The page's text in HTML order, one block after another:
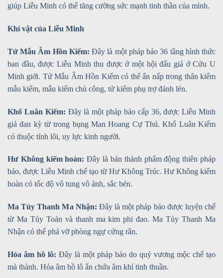
giúp Liễu Minh có thể tăng cường sức mạnh tinh thần của mình.
Khí vật của Liễu Minh
Tử Mẫu Âm Hồn Kiếm: Đây là một pháp bảo 36 tầng hình thức
ban đầu, được Liễu Minh thu được ở một hội đấu giá ở Cửu U
Minh giới. Tử Mẫu Âm Hồn Kiếm có thể ẩn nấp trong thân kiếm
mẫu kiếm, mẫu kiếm chủ công, tử kiếm phụ trợ đánh lén.
Khổ Luân Kiếm: Đây là một pháp bảo cấp 36, được Liễu Minh
giả đan kỳ từ trong bụng Man Hoang Cự Thú. Khổ Luân Kiếm
có thuộc tính lôi, uy lực kinh người.
Hư Không kiếm hoàn: Đây là bán thành phẩm động thiên pháp
bảo, được Liễu Minh chế tạo từ Hư Không Trúc. Hư Không kiếm
hoàn có tốc độ vô tung vô ảnh, sắc bén.
Ma Tủy Thanh Ma Nhận: Đây là một pháp bảo được luyện chế
từ Ma Tủy Toản và thanh ma kim phi đao. Ma Tủy Thanh Ma
Nhận có thể phá vỡ phòng ngự cứng rắn.
Hóa âm hồ lô: Đây là một pháp bảo do quỷ vương mộc chế tạo
mà thành. Hóa âm hồ lô ẩn chứa âm khí tinh thuần.